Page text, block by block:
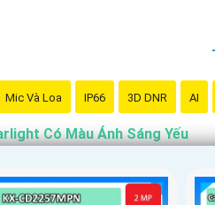
nhu cầu sử dụng cụ thể của
Mic Và Loa IP66 3D DNR AI
Có Màu Ánh Sáng Yếu